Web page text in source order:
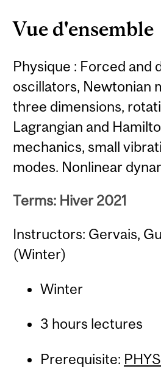
Vue d'ensemble
Physique : Forced and
oscillators, Newtonian
three dimensions,
Lagrangian and
mechanics, small
modes. Nonlinear
Terms: Hiver 2021
Instructors: Gervais,
(Winter)
Winter
3 hours lectures
Prerequisite: